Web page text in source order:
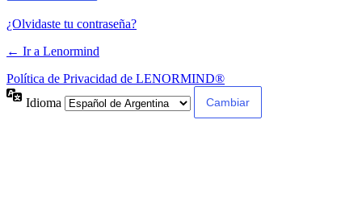
¿Olvidaste tu contraseña?
← Ir a Lenormind
Política de Privacidad de LENORMIND®
Idioma